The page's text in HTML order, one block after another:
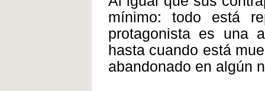
mínimo: todo está
protagonista es una
hasta cuando está
abandonado en algún